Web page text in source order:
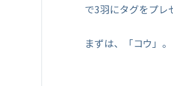
で3羽にタグをプレ
まずは、「コウ」